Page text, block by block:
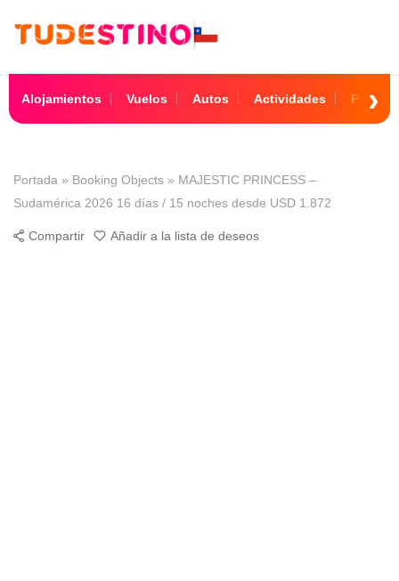
Alojamientos Vuelos Autos Actividades
Portada » Booking Objects » MAJESTIC PRINCESS –
Sudamérica 2026 16 días / 15 noches desde USD 1.872
Compartir Añadir a la lista de deseos